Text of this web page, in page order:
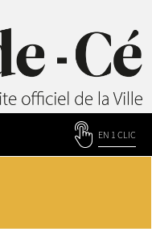
EN 1 CLIC